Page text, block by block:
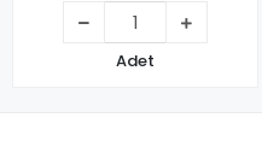
Adet